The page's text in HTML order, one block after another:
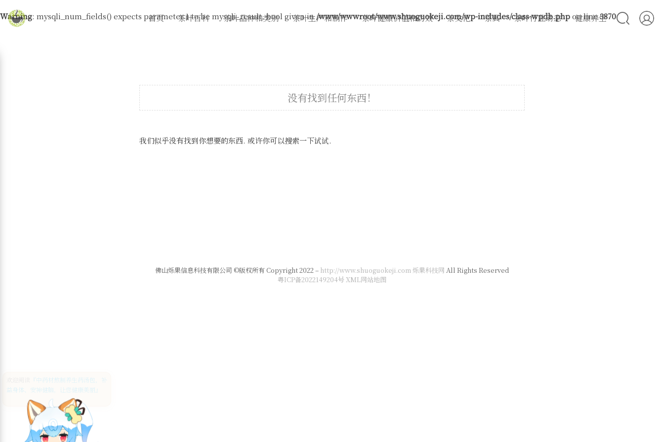
Warning: mysqli_num_fields() expects parameter 1 to be mysqli_result, bool given in/www/wwwroot/www.shuoguokeji.com/wp-includes/class-wpdb.phpon line3870
首页 茶叶百科 茶叶品种和类别 茶叶生产和制作 茶叶健康价值和功效 茶文化 茶具 茶叶行业动态 健康养生
没有找到任何东西！
我们似乎没有找到你想要的东西. 或许你可以搜索一下试试.
佛山烁果信息科技有限公司 ©版权所有 Copyright 2022 – http://www.shuoguokeji.com 烁果科技网 All Rights Reserved
粤ICP备2022149204号XML网站地图
『中药材熬制养生药汤包，补
益身体、安神健脑，让您健康美丽』